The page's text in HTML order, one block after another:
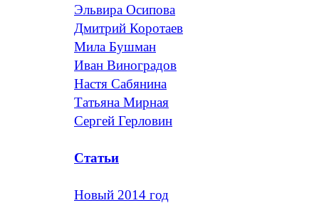
Эльвира Осипова
Дмитрий Коротаев
Мила Бушман
Иван Виноградов
Настя Сабянина
Татьяна Мирная
Сергей Герловин
Статьи
Новый 2014 год